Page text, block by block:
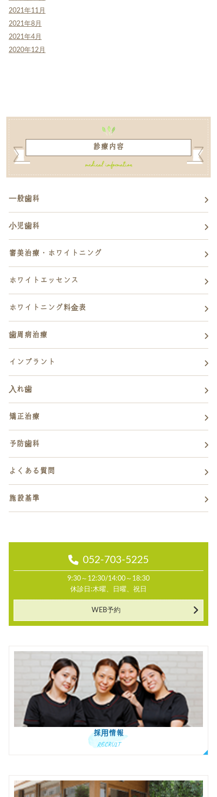
2021年11月
2021年8月
2021年4月
2020年12月
診療内容
一般歯科
小児歯科
審美治療・ホワイトニング
ホワイトエッセンス
ホワイトニング料金表
歯周病治療
インプラント
入れ歯
矯正治療
予防歯科
よくある質問
施設基準
052-703-5225
9:30～12:30/14:00～18:30
休診日:木曜、日曜、祝日
WEB予約
採用情報
RECRUIT